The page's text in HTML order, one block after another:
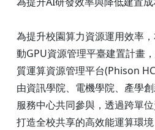
為提升校園算力資源運用效率
動GPU資源管理平臺建置計畫
質運算資源管理平台(Phison
由資訊學院、電機學院、產學
服務中心共同參與，透過跨單
打造全校共享的高效能運算環